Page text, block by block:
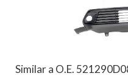
Similar a O.E.